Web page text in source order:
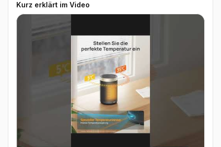
Kurz erklärt im Video